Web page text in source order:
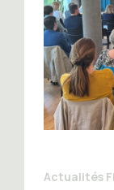
Actualités